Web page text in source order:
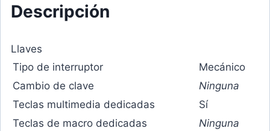
Descripción
Llaves
Tipo de interruptor
Mecánico
Cambio de clave
Ninguna
Teclas multimedia dedicadas
Sí
Teclas de macro dedicadas
Ninguna